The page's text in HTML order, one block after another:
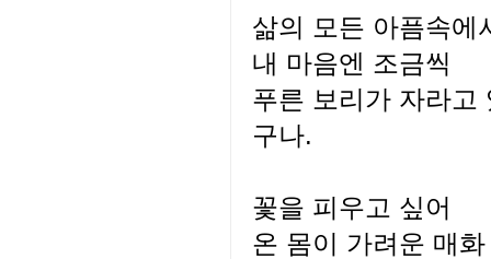
삶의 모든 아픔속에
내 마음엔 조금씩
푸른 보리가 자라고
구나.
꽃을 피우고 싶어
온 몸이 가려운 매화